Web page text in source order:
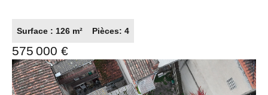
en rez-de-chaussée d'un immeuble de standing, au sein
d'une copropriété calme et sécurisée, ce bien bénéficie
d'un magnifique jardin privatif et arboré de 217 m², un
véritable atout en plein coeur de la ville. À noter : le jardin
est grevé d'une servitude de passage permettant l'accès
Surface : 126 m² Pièces: 4
575 000 €